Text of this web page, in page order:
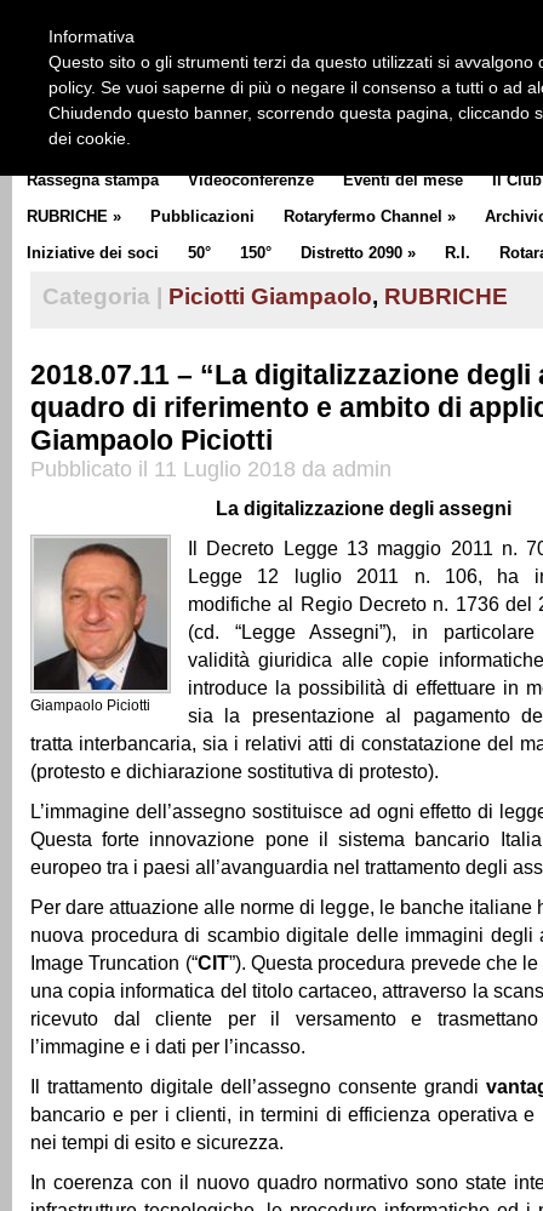
CLUB COMMUNICATOR
Rassegna stampa Videoconferenze Eventi del mese Il Club
RUBRICHE » Pubblicazioni Rotaryfermo Channel »
Iniziative dei soci
50° 150° Distretto 2090 » R.I.
Categoria | Piciotti Giampaolo, RUBRICHE
2018.07.11 – “La digitalizzazione degli
quadro di riferimento e ambito di
Giampaolo Piciotti
Pubblicato il 11 Luglio 2018 da admin
La digitalizzazione degli assegni
Giampaolo Piciotti
Il Decreto Legge 13 maggio 2011 n.
Legge 12 luglio 2011 n. 106, ha
modifiche al Regio Decreto n. 1736 del
(cd. “Legge Assegni”), in
validità giuridica alle copie
introduce la possibilità di effettuare in
sia la presentazione al pagamento
tratta interbancaria, sia i relativi atti di constatazione del
(protesto e dichiarazione sostitutiva di protesto).
L’immagine dell’assegno sostituisce ad ogni effetto di
Questa forte innovazione pone il sistema bancario
europeo tra i paesi all’avanguardia nel trattamento degli
Per dare attuazione alle norme di legge, le banche italiane
nuova procedura di scambio digitale delle immagini degli
Image Truncation (“CIT”). Questa procedura prevede che
una copia informatica del titolo cartaceo, attraverso la
ricevuto dal cliente per il versamento e
l’immagine e i dati per l’incasso.
Il trattamento digitale dell’assegno consente grandi
bancario e per i clienti, in termini di efficienza operativa e
nei tempi di esito e sicurezza.
In coerenza con il nuovo quadro normativo sono state
Informativa
Questo sito o gli strumenti terzi da questo utilizzati si
policy. Se vuoi saperne di più o negare il consenso a tutti o ad
Chiudendo questo banner, scorrendo questa pagina, cliccando
dei cookie.